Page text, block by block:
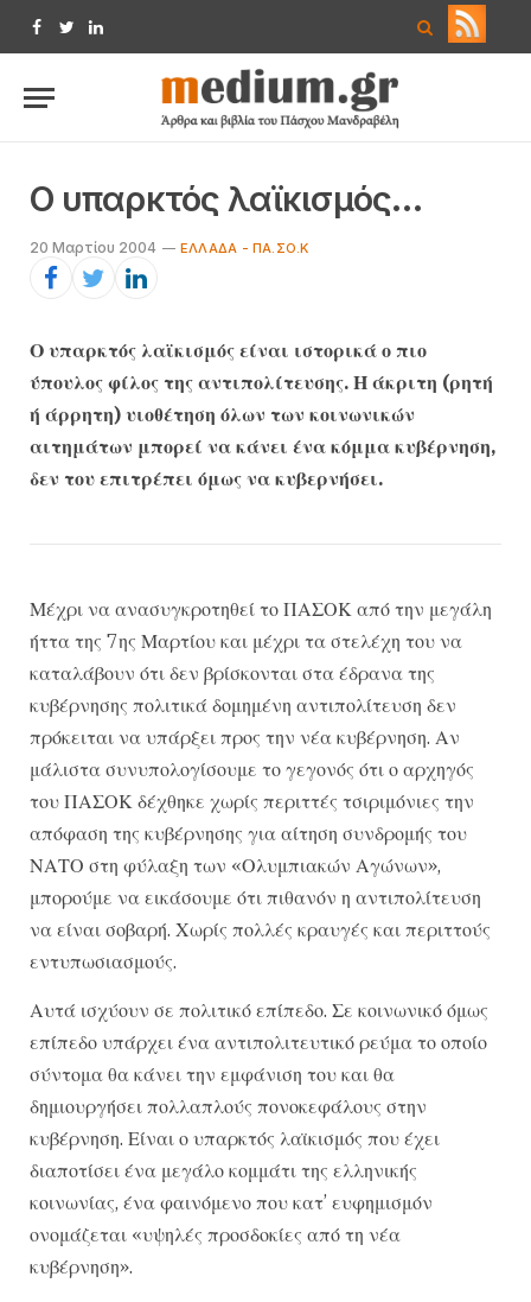
Facebook
TwitterLinkedIn
Ο υπαρκτός λαϊκισμός…
20 Μαρτίου 2004 ΕΛΛΆΔΑ - ΠΑ.ΣΟ.Κ
Ο υπαρκτός λαϊκισμός είναι ιστορικά ο πιο
ύπουλος φίλος της αντιπολίτευσης. Η άκριτη (ρητή
ή άρρητη) υιοθέτηση όλων των κοινωνικών
αιτημάτων μπορεί να κάνει ένα κόμμα κυβέρνηση,
δεν του επιτρέπει όμως να κυβερνήσει.
Μέχρι να ανασυγκροτηθεί το ΠΑΣΟΚ από την μεγάλη
ήττα της 7ης Μαρτίου και μέχρι τα στελέχη του να
καταλάβουν ότι δεν βρίσκονται στα έδρανα της
κυβέρνησης πολιτικά δομημένη αντιπολίτευση δεν
πρόκειται να υπάρξει προς την νέα κυβέρνηση. Αν
μάλιστα συνυπολογίσουμε το γεγονός ότι ο αρχηγός
του ΠΑΣΟΚ δέχθηκε χωρίς περιττές τσιριμόνιες την
απόφαση της κυβέρνησης για αίτηση συνδρομής του
ΝΑΤΟ στη φύλαξη των «Ολυμπιακών Αγώνων»,
μπορούμε να εικάσουμε ότι πιθανόν η αντιπολίτευση
να είναι σοβαρή. Χωρίς πολλές κραυγές και περιττούς
εντυπωσιασμούς.
Αυτά ισχύουν σε πολιτικό επίπεδο. Σε κοινωνικό όμως
επίπεδο υπάρχει ένα αντιπολιτευτικό ρεύμα το οποίο
σύντομα θα κάνει την εμφάνιση του και θα
δημιουργήσει πολλαπλούς πονοκεφάλους στην
κυβέρνηση. Είναι ο υπαρκτός λαϊκισμός που έχει
διαποτίσει ένα μεγάλο κομμάτι της ελληνικής
κοινωνίας, ένα φαινόμενο που κατ’ ευφημισμόν
ονομάζεται «υψηλές προσδοκίες από τη νέα
κυβέρνηση».